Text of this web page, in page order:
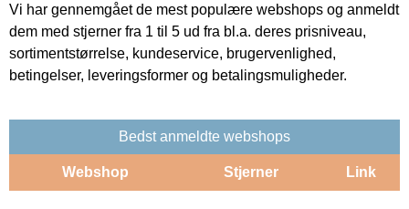
Vi har gennemgået de mest populære webshops og anmeldt
dem med stjerner fra 1 til 5 ud fra bl.a. deres prisniveau,
sortimentstørrelse, kundeservice, brugervenlighed,
betingelser, leveringsformer og betalingsmuligheder.
Bedst anmeldte webshops
Webshop Stjerner Link